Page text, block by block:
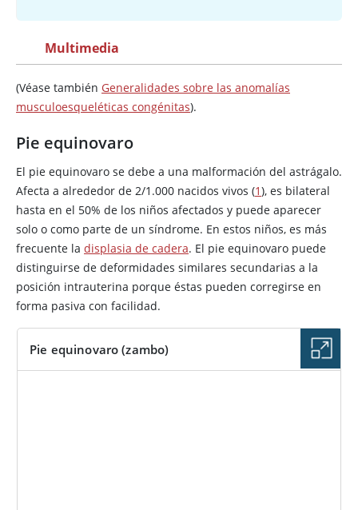
Multimedia
(Véase también Generalidades sobre las anomalías
musculoesqueléticas congénitas).
Pie equinovaro
El pie equinovaro se debe a una malformación del astrágalo.
Afecta a alrededor de 2/1.000 nacidos vivos (1), es bilateral
hasta en el 50% de los niños afectados y puede aparecer
solo o como parte de un síndrome. En estos niños, es más
frecuente la displasia de cadera. El pie equinovaro puede
distinguirse de deformidades similares secundarias a la
posición intrauterina porque éstas pueden corregirse en
forma pasiva con facilidad.
Pie equinovaro (zambo)